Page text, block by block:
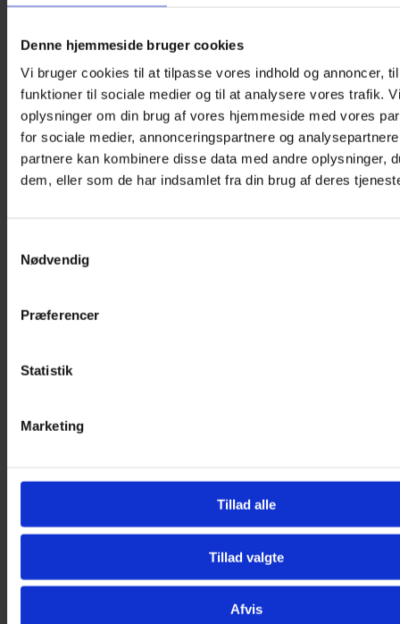
Denne hjemmeside bruger cookies
Vi bruger cookies til at tilpasse vores indhold og annoncer,
funktioner til sociale medier og til at analysere vores trafik.
oplysninger om din brug af vores hjemmeside med vores
for sociale medier, annonceringspartnere og
partnere kan kombinere disse data med andre oplysninger,
dem, eller som de har indsamlet fra din brug af deres
Nødvendig
Præferencer
Statistik
Marketing
Tillad alle
Tillad valgte
Afvis